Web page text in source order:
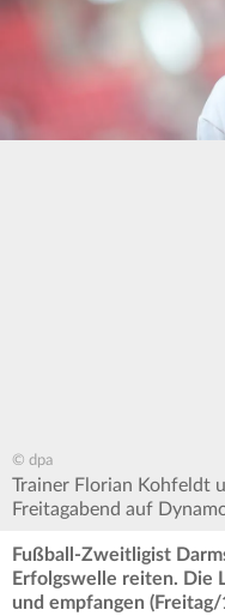
© dpa
Trainer Florian Kohfeldt
Freitagabend auf
Fußball-Zweitligist
Erfolgswelle reiten. Die
und empfangen